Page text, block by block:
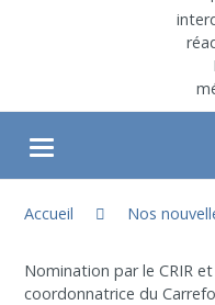
Ouvrir/fermer le
À propos
Recherche
Accueil
Nos
Nomination par le CRIR
coordonnatrice du